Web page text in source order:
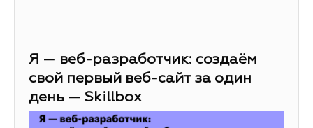
Я — веб-разработчик: создаём
свой первый веб-сайт за один
день — Skillbox